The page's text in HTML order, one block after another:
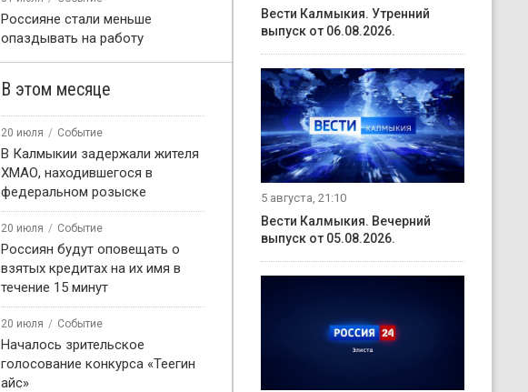
Россияне стали меньше
опаздывать на работу
В этом месяце
20 июля Событие
В Калмыкии задержали жителя
ХМАО, находившегося в
федеральном розыске
20 июля Событие
Россиян будут оповещать о
взятых кредитах на их имя в
течение 15 минут
20 июля Событие
Началось зрительское
голосование конкурса «Теегин
айс»
Вести Калмыкия. Утренний
выпуск от 06.08.2026.
5 августа, 21:10
Вести Калмыкия. Вечерний
выпуск от 05.08.2026.